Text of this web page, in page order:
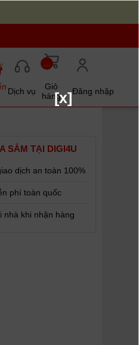
Dịch vụ
Giỏ
hàng
Đăng nhập
SẮM TẠI DIGI4U
dịch an toàn 100%
phí toàn quốc
nhà khi nhận hàng
[x]